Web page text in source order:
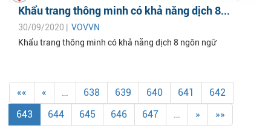
Khẩu trang thông minh có khả năng dịch 8...
30/09/2020 | VOVVN
Khẩu trang thông minh có khả năng dịch 8 ngôn ngữ
«« « … 638 639 640 641
642
643
644 645 646 647 … » »»